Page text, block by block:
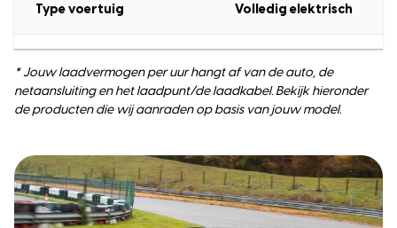
Type voertuig Volledig elektrisch
* Jouw laadvermogen per uur hangt af van de auto, de
netaansluiting en het laadpunt/de laadkabel. Bekijk hieronder
de producten die wij aanraden op basis van jouw model.